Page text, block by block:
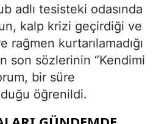
adlı tesisteki odasında
kalp krizi geçirdiği ve
rağmen kurtarılamadığı
son sözlerinin “Kendimi
bir süre
öğrenildi.